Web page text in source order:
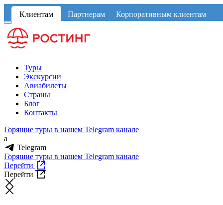
Клиентам Партнерам Корпоративным клиентам
Туры
Экскурсии
Авиабилеты
Страны
Блог
Контакты
Горящие туры в нашем Telegram канале
a
Telegram
Горящие туры в нашем Telegram канале
Перейти
Перейти